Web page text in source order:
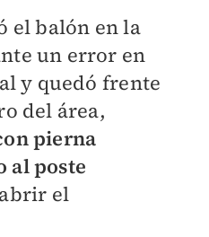
el balón en la
un error en
y quedó frente
del área,
pierna
al poste
el